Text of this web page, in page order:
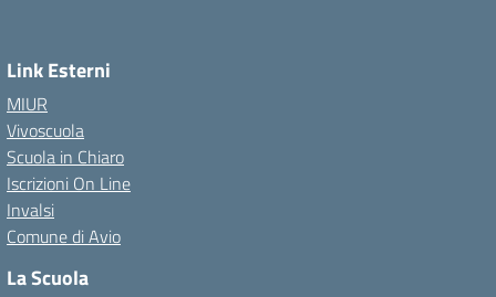
Link Esterni
MIUR
Vivoscuola
Scuola in Chiaro
Iscrizioni On Line
Invalsi
Comune di Avio
La Scuola